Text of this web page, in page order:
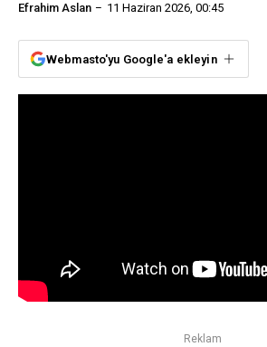
Efrahim Aslan 11 Haziran 2026, 00:45
Webmasto'yu Google'a ekleyin
Reklam